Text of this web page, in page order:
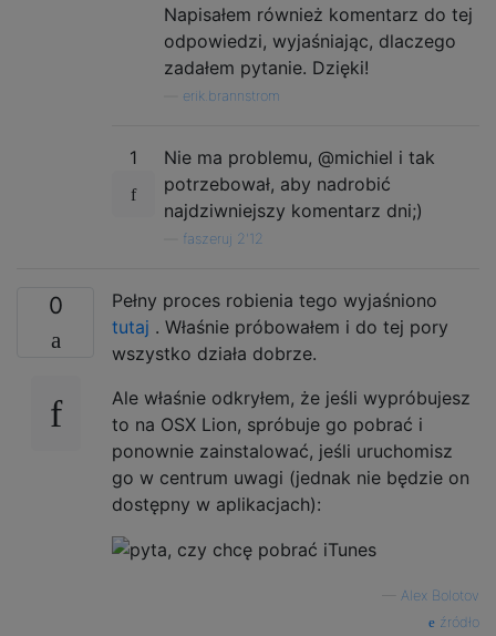
Napisałem również komentarz do tej
odpowiedzi, wyjaśniając, dlaczego
zadałem pytanie. Dzięki!
erik.brannstrom
1
Nie ma problemu, @michiel i tak
potrzebował, aby nadrobić
najdziwniejszy komentarz dni;)
faszeruj 2'12
0
Pełny proces robienia tego wyjaśniono
tutaj . Właśnie próbowałem i do tej pory
wszystko działa dobrze.
Ale właśnie odkryłem, że jeśli wypróbujesz
to na OSX Lion, spróbuje go pobrać i
ponownie zainstalować, jeśli uruchomisz
go w centrum uwagi (jednak nie będzie on
dostępny w aplikacjach):
Alex Bolotov
źródło